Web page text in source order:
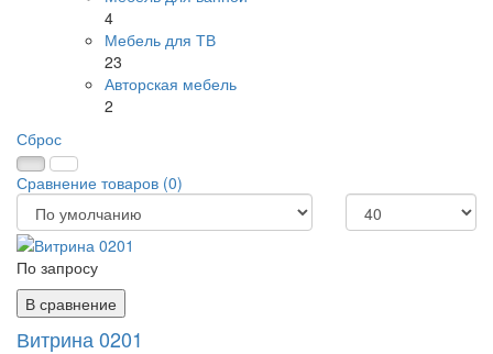
4
Мебель для ТВ
23
Авторская мебель
2
Сброс
Сравнение товаров (0)
По запросу
В сравнение
Витрина 0201